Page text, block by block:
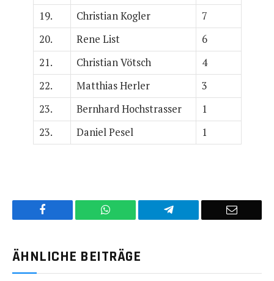
19.
Christian Kogler
7
20.
Rene List
6
21.
Christian Vötsch
4
22.
Matthias Herler
3
23.
Bernhard Hochstrasser
1
23.
Daniel Pesel 1
WhatsApp Telegram
E-
ÄHNLICHE BEITRÄGE